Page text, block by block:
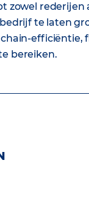
zowel rederijen
te laten
efficiëntie,
bereiken.